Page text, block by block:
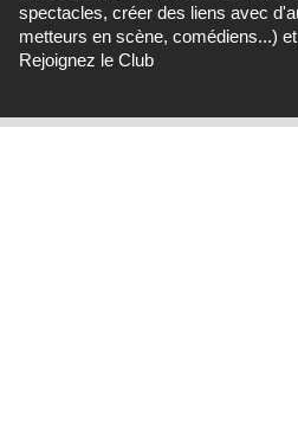
spectacles, créer des liens avec
metteurs en scène, comédiens...)
Rejoignez le Club